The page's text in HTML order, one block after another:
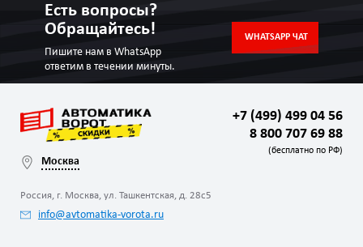
Есть вопросы?
Обращайтесь!
Пишите нам в WhatsApp
ответим в течении минуты.
WHATSAPP ЧАТ
Москва
Россия, г. Москва, ул. Ташкентская, д. 28с5
info@avtomatika-vorota.ru
+7 (499) 499 04 56
8 800 707 69 88
(бесплатно по РФ)